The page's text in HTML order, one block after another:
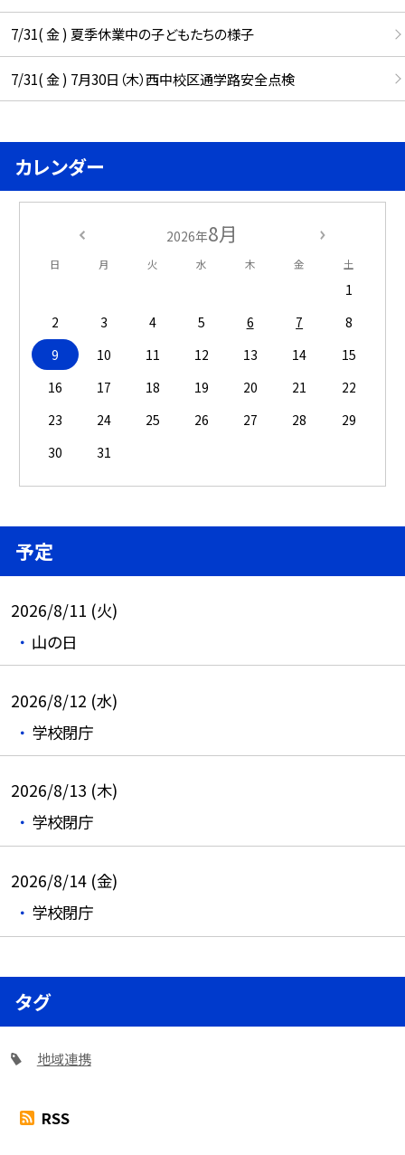
7/31( 金 ) 夏季休業中の子どもたちの様子
7/31( 金 ) 7月30日（木）西中校区通学路安全点検
カレンダー
2026年8月
日 月 火 水 木 金 土
1
2
3 4 5 6 7
8
9
10 11 12 13 14
15
16
17 18 19 20 21
22
23
24 25 26 27 28
29
30
31
予定
2026/8/11 (火)
山の日
2026/8/12 (水)
学校閉庁
2026/8/13 (木)
学校閉庁
2026/8/14 (金)
学校閉庁
タグ
地域連携
RSS